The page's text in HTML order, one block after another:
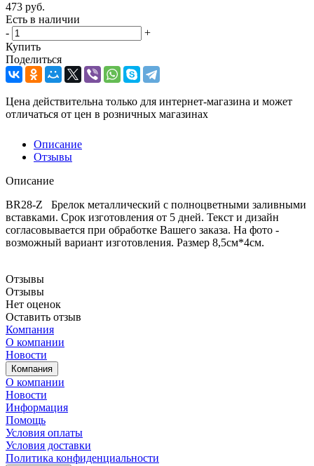
473 руб.
Есть в наличии
-
+
Купить
Поделиться
Цена действительна только для интернет-магазина и может
отличаться от цен в розничных магазинах
Описание
Отзывы
Описание
BR28-Z Брелок металлический с полноцветными заливными
вставками. Срок изготовления от 5 дней. Текст и дизайн
согласовывается при обработке Вашего заказа. На фото -
возможный вариант изготовления. Размер 8,5см*4см.
Отзывы
Отзывы
Нет оценок
Оставить отзыв
Компания
О компании
Новости
Компания
О компании
Новости
Информация
Помощь
Условия оплаты
Условия доставки
Политика конфиденциальности